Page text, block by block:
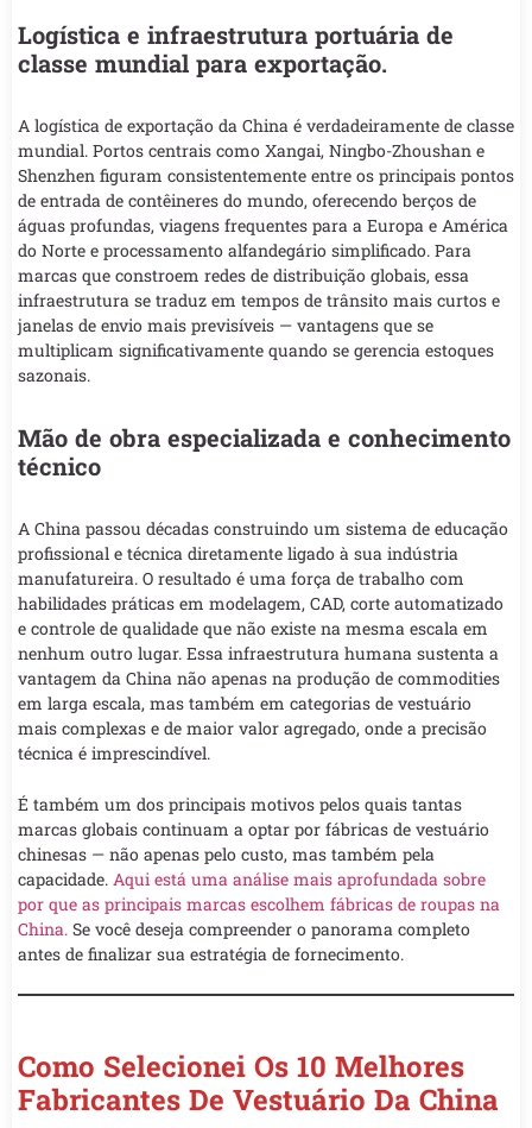
Logística e infraestrutura portuária de
classe mundial para exportação.
A logística de exportação da China é verdadeiramente de classe
mundial. Portos centrais como Xangai, Ningbo-Zhoushan e
Shenzhen figuram consistentemente entre os principais pontos
de entrada de contêineres do mundo, oferecendo berços de
águas profundas, viagens frequentes para a Europa e América
do Norte e processamento alfandegário simplificado. Para
marcas que constroem redes de distribuição globais, essa
infraestrutura se traduz em tempos de trânsito mais curtos e
janelas de envio mais previsíveis — vantagens que se
multiplicam significativamente quando se gerencia estoques
sazonais.
Mão de obra especializada e conhecimento
técnico
A China passou décadas construindo um sistema de educação
profissional e técnica diretamente ligado à sua indústria
manufatureira. O resultado é uma força de trabalho com
habilidades práticas em modelagem, CAD, corte automatizado
e controle de qualidade que não existe na mesma escala em
nenhum outro lugar. Essa infraestrutura humana sustenta a
vantagem da China não apenas na produção de commodities
em larga escala, mas também em categorias de vestuário
mais complexas e de maior valor agregado, onde a precisão
técnica é imprescindível.
É também um dos principais motivos pelos quais tantas
marcas globais continuam a optar por fábricas de vestuário
chinesas — não apenas pelo custo, mas também pela
capacidade. Aqui está uma análise mais aprofundada sobre
por que as principais marcas escolhem fábricas de roupas na
China. Se você deseja compreender o panorama completo
antes de finalizar sua estratégia de fornecimento.
Como Selecionei Os 10 Melhores
Fabricantes De Vestuário Da China